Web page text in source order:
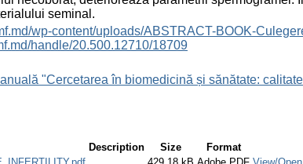
seminal.
wp-content/uploads/ABSTRACT-BOOK-
handle/20.500.12710/18709
"Cercetarea în biomedicină și sănătate:
Description Size
Format